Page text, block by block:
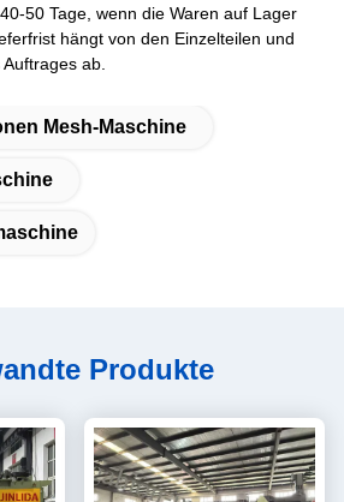
50 Tage, wenn die Waren auf Lager
hängt von den Einzelteilen und
ab.
Mesh-Maschine
Produkte